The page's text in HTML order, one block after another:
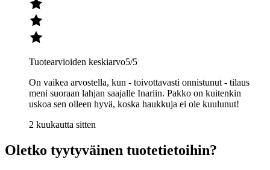
Tuotearvioiden keskiarvo5/5
On vaikea arvostella, kun - toivottavasti onnistunut - tilaus
meni suoraan lahjan saajalle Inariin. Pakko on kuitenkin
uskoa sen olleen hyvä, koska haukkuja ei ole kuulunut!
2 kuukautta sitten
Oletko tyytyväinen tuotetietoihin?